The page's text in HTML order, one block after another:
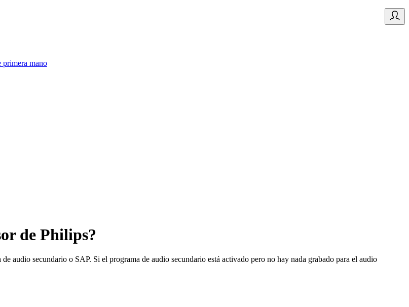
primera mano
de Philips?
audio secundario o SAP. Si el programa de audio secundario está activado pero no hay nada grabado para el audio